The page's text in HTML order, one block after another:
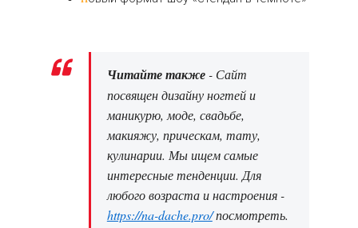
Читайте также- Сайт
посвящен дизайну ногтей и
маникурю, моде, свадьбе,
макияжу, прическам, тату,
кулинарии. Мы ищем самые
интересные тенденции. Для
любого возраста и настроения -
https://na-dache.pro/посмотреть.